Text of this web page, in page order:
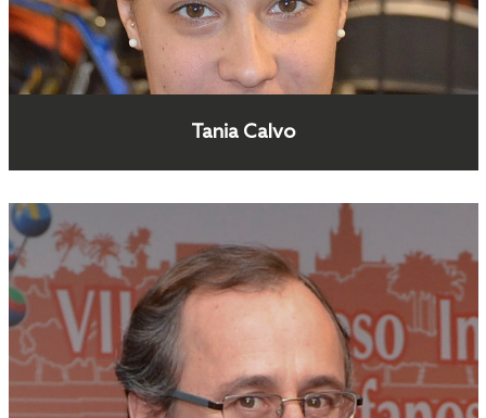
Tania Calvo